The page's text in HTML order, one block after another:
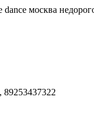
москва
89253437322